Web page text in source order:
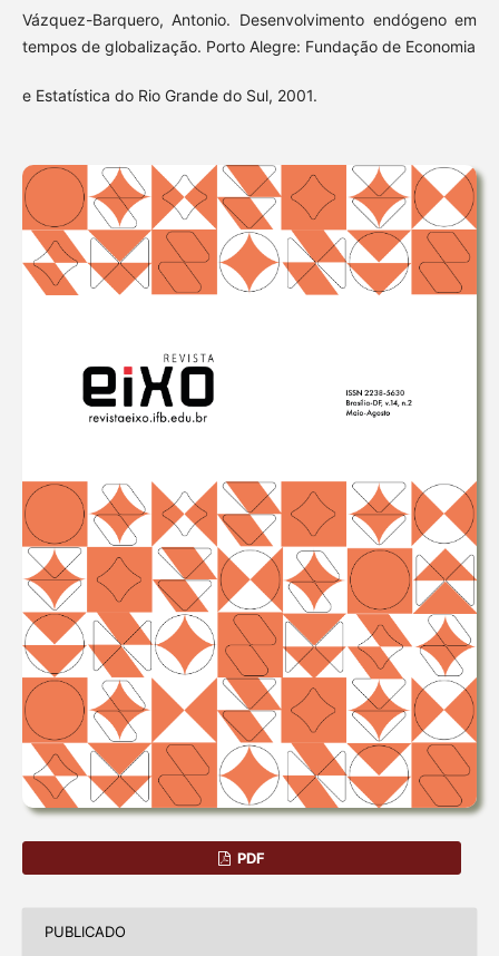
Vázquez-Barquero, Antonio. Desenvolvimento endógeno em
tempos de globalização. Porto Alegre: Fundação de Economia
e Estatística do Rio Grande do Sul, 2001.
PDF
PUBLICADO